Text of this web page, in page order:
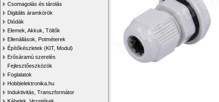
Csomagolás és tárolás
Digitális áramkörök
Diódák
Elemek, Akkuk, Töltők
Ellenállások, Potméterek
Építőkészletek (KIT, Modul)
Erősáramú szerelés
Fejlesztőeszközök
Foglalatok
Hobbielektronika.hu
Induktivitás, Transzformátor